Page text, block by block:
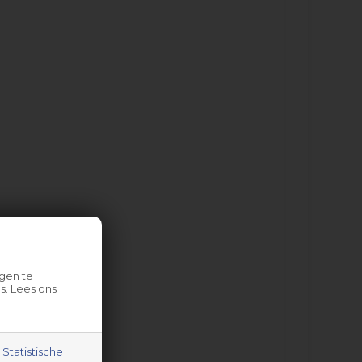
te
Lees ons
Statistische